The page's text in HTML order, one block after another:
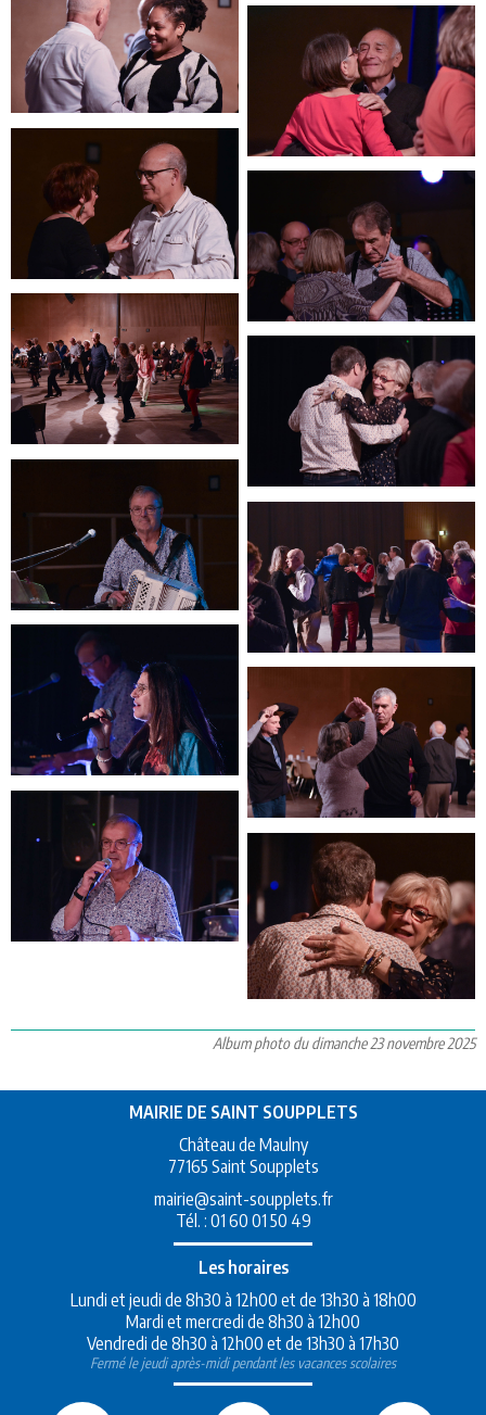
Album photo du dimanche 23 novembre 2025
MAIRIE DE SAINT SOUPPLETS
Château de Maulny
77165 Saint Soupplets
mairie@saint-soupplets.fr
Tél. : 01 60 01 50 49
Les horaires
Lundi et jeudi de 8h30 à 12h00 et de 13h30 à 18h00
Mardi et mercredi de 8h30 à 12h00
Vendredi de 8h30 à 12h00 et de 13h30 à 17h30
Fermé le jeudi après-midi pendant les vacances scolaires